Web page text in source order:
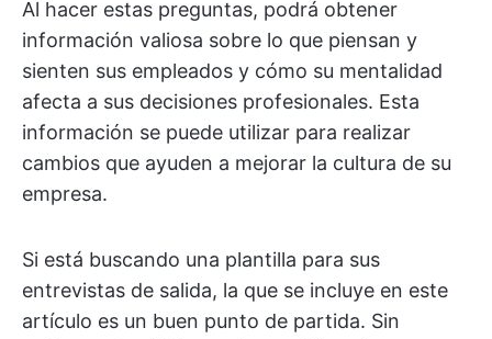
Al hacer estas preguntas, podrá obtener
información valiosa sobre lo que piensan y
sienten sus empleados y cómo su mentalidad
afecta a sus decisiones profesionales. Esta
información se puede utilizar para realizar
cambios que ayuden a mejorar la cultura de su
empresa.
Si está buscando una plantilla para sus
entrevistas de salida, la que se incluye en este
artículo es un buen punto de partida. Sin